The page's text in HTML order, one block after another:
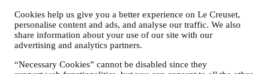
Cookies help us give you a better experience on Le Creuset,
personalise content and ads, and analyse our traffic. We also
share information about your use of our site with our
advertising and analytics partners.
“Necessary Cookies” cannot be disabled since they
Si vous nous avez donné votre autorisation dans ce sens (par
exemple en souscrivant à notre lettre d’information au
moment de créer un compte sur le Site web), nous vous ferons
parvenir des communications de marketing personnalisées et
et promues par les filiales de son groupe, ou par ses affiliés et